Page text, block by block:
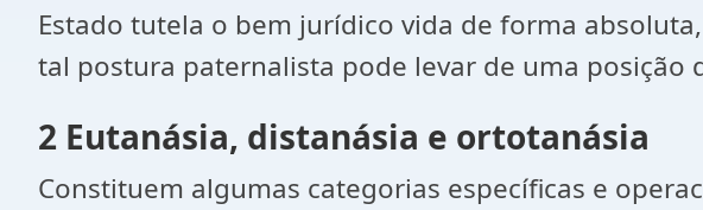
Estado tutela o bem jurídico vida de forma
tal postura paternalista pode levar de uma posição
2 Eutanásia, distanásia e ortotanásia
Constituem algumas categorias específicas e